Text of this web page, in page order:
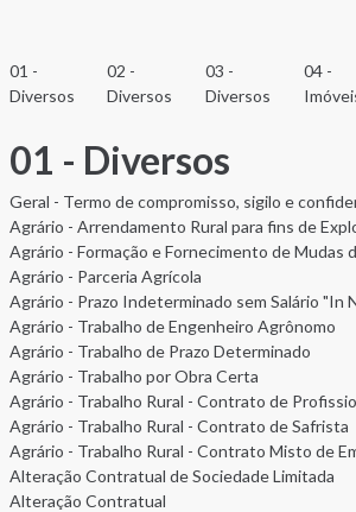
01 -
Diversos
02 -
Diversos
03 -
Diversos
04 -
01 - Diversos
Geral - Termo de compromisso, sigilo e
Agrário - Arrendamento Rural para fins de
Agrário - Formação e Fornecimento de Mudas
Agrário - Parceria Agrícola
Agrário - Prazo Indeterminado sem Salário "In
Agrário - Trabalho de Engenheiro Agrônomo
Agrário - Trabalho de Prazo Determinado
Agrário - Trabalho por Obra Certa
Agrário - Trabalho Rural - Contrato de
Agrário - Trabalho Rural - Contrato de Safrista
Agrário - Trabalho Rural - Contrato Misto de
Alteração Contratual de Sociedade Limitada
Alteração Contratual